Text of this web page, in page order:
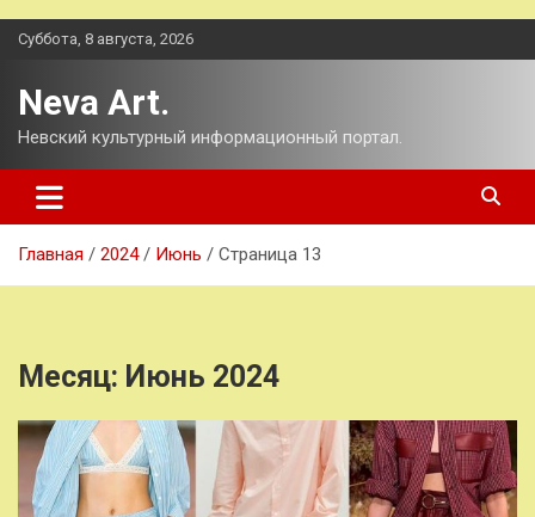
Перейти
Суббота, 8 августа, 2026
Neva Art.
Невский культурный информационный портал.
Главная 2024 Июнь Страница 13
Месяц: Июнь 2024